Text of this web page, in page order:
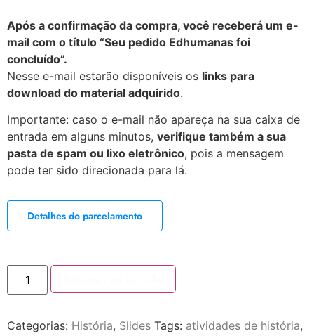
Após a confirmação da compra, você receberá um e-
mail com o título “Seu pedido Edhumanas foi
concluído”.
Nesse e-mail estarão disponíveis os links para
download do material adquirido.
Importante: caso o e-mail não apareça na sua caixa de
entrada em alguns minutos, verifique também a sua
pasta de spam ou lixo eletrônico, pois a mensagem
pode ter sido direcionada para lá.
Detalhes do parcelamento
Categorias: História, Slides Tags: atividades de história,